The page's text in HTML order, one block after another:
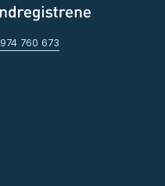
974 760 673